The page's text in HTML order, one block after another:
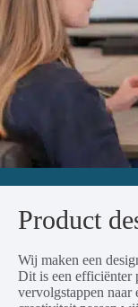
Product
Wij maken een
Dit is een efficiënter
vervolgstappen naar